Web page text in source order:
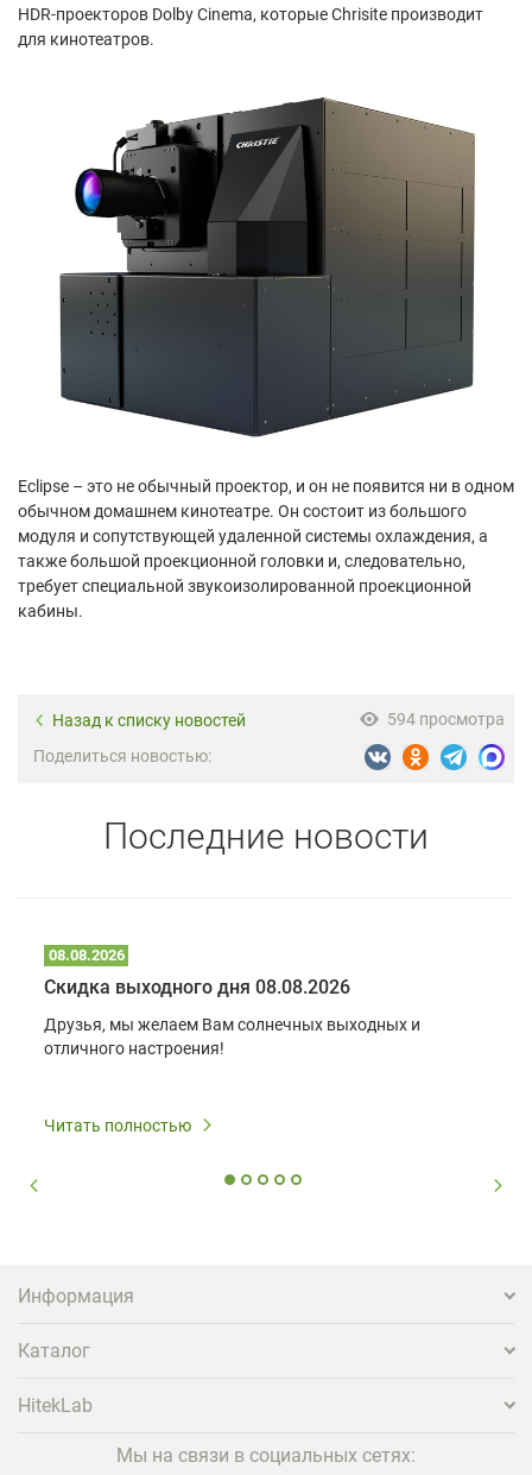
HDR-проекторов Dolby Cinema, которые Chrisite производит
для кинотеатров.
Eclipse – это не обычный проектор, и он не появится ни в одном
обычном домашнем кинотеатре. Он состоит из большого
модуля и сопутствующей удаленной системы охлаждения, а
также большой проекционной головки и, следовательно,
требует специальной звукоизолированной проекционной
кабины.
Назад к списку новостей
594 просмотра
Поделиться новостью:
Последние новости
08.08.2026
Скидка выходного дня 08.08.2026
Друзья, мы желаем Вам солнечных выходных и
отличного настроения!
Читать полностью
Информация
Каталог
HitekLab
Мы на связи в социальных сетях: